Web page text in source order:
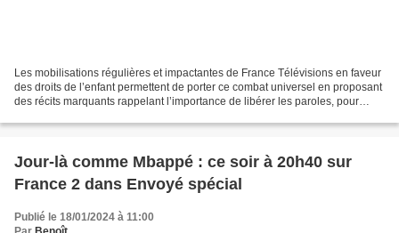
Les mobilisations régulières et impactantes de France Télévisions en faveur
des droits de l’enfant permettent de porter ce combat universel en proposant
des récits marquants rappelant l’importance de libérer les paroles, pour
Jour-là comme Mbappé : ce soir à 20h40 sur
France 2 dans Envoyé spécial
Publié le 18/01/2024 à 11:00